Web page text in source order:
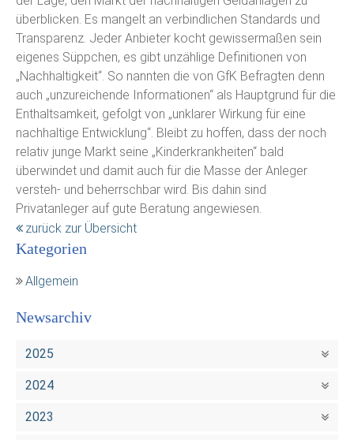
überblicken. Es mangelt an verbindlichen Standards und
Transparenz. Jeder Anbieter kocht gewissermaßen sein
eigenes Süppchen, es gibt unzählige Definitionen von
„Nachhaltigkeit“. So nannten die von GfK Befragten denn
auch „unzureichende Informationen“ als Hauptgrund für die
Enthaltsamkeit, gefolgt von „unklarer Wirkung für eine
nachhaltige Entwicklung“. Bleibt zu hoffen, dass der noch
relativ junge Markt seine „Kinderkrankheiten“ bald
überwindet und damit auch für die Masse der Anleger
versteh- und beherrschbar wird. Bis dahin sind
Privatanleger auf gute Beratung angewiesen.
zurück zur Übersicht
Kategorien
Allgemein
Newsarchiv
2025
2024
2023